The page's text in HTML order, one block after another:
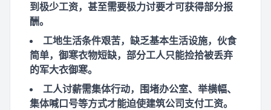
到极少工资，甚至需要极力讨要才可获得部分报
酬。
工地生活条件艰苦，缺乏基本生活设施，伙食
简单，御寒衣物短缺，部分工人只能捡拾被丢弃
的军大衣御寒。
工人讨薪需集体行动，围堵办公室、举横幅、
集体喊口号等方式才能迫使建筑公司支付工资。